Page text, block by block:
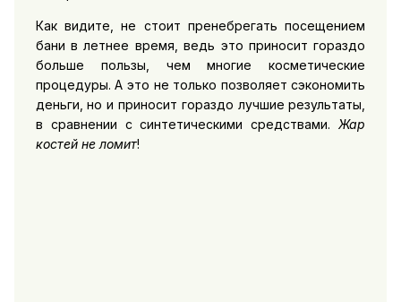
Как видите, не стоит пренебрегать посещением
бани в летнее время, ведь это приносит гораздо
больше пользы, чем многие косметические
процедуры. А это не только позволяет сэкономить
деньги, но и приносит гораздо лучшие результаты,
в сравнении с синтетическими средствами.Жар
костей не ломит!